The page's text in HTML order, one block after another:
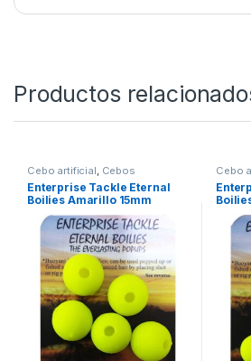
Productos
Cebo artificial, Cebos
Enterprise Tackle Eternal
Boilies Amarillo 15mm
Cebo